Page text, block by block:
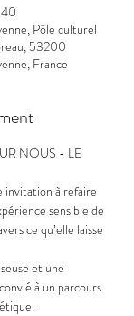
Pôle culturel
53200
France
NOUS - LE
invitation à refaire
sensible de
ce qu’elle laisse
et une
à un parcours